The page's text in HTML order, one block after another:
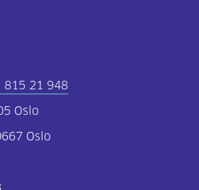
815 21 948
Oslo
Oslo